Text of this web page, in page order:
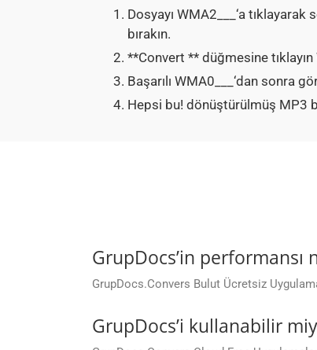
Dosyayı WMA2___‘a
bırakın.
**Convert ** düğmesine
Başarılı WMA0___‘dan sonra
Hepsi bu! dönüştürülmüş MP3
GrupDocs’in
GrupDocs.Convers Bulut Ücretsiz
GrupDocs’i kullanabilir